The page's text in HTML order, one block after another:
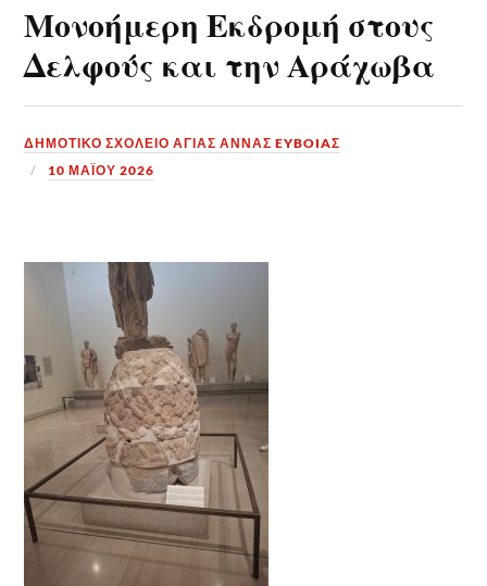
Μονοήμερη Εκδρομή στους
Δελφούς και την Αράχωβα
ΔΗΜΟΤΙΚΟ ΣΧΟΛΕΙΟ ΑΓΙΑΣ ΑΝΝΑΣ EYBOIAΣ
10 ΜΑΪ́ΟΥ 2026